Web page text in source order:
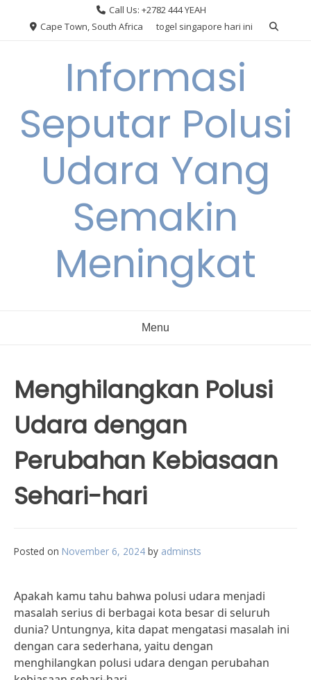
Call Us: +2782 444 YEAH
Cape Town, South Africa
togel singapore hari ini
Informasi
Seputar Polusi
Udara Yang
Semakin
Meningkat
Menu
Menghilangkan Polusi
Udara dengan
Perubahan Kebiasaan
Sehari-hari
Posted on November 6, 2024 by adminsts
Apakah kamu tahu bahwa polusi udara menjadi
masalah serius di berbagai kota besar di seluruh
dunia? Untungnya, kita dapat mengatasi masalah ini
dengan cara sederhana, yaitu dengan
menghilangkan polusi udara dengan perubahan